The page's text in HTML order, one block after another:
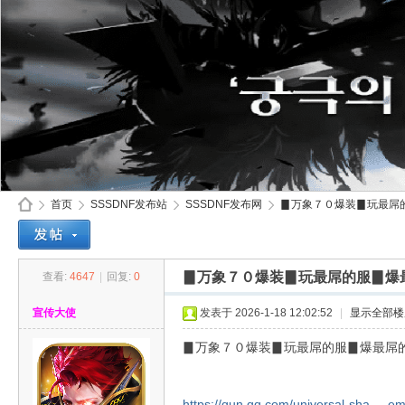
首页
›
SSSDNF发布站 SSSDNF发布网
›
▊万象７０爆装▊玩最
查看: 4647 回复: 0 ▊万象７０爆装▊玩最屌的服▊爆
宣传大使 发表于 2026-1-18 12:02:52 显示全部
▊万象７０爆装▊玩最屌的服▊爆最屌